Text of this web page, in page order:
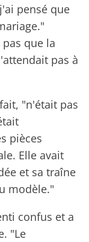
pensé que
que la
pas à
"n'était pas
pièces
Elle avait
et sa traîne
modèle."
confus et a
"Le